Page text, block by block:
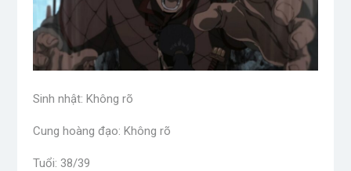
Sinh nhật: Không rõ
Cung hoàng đạo: Không rõ
Tuổi: 38/39